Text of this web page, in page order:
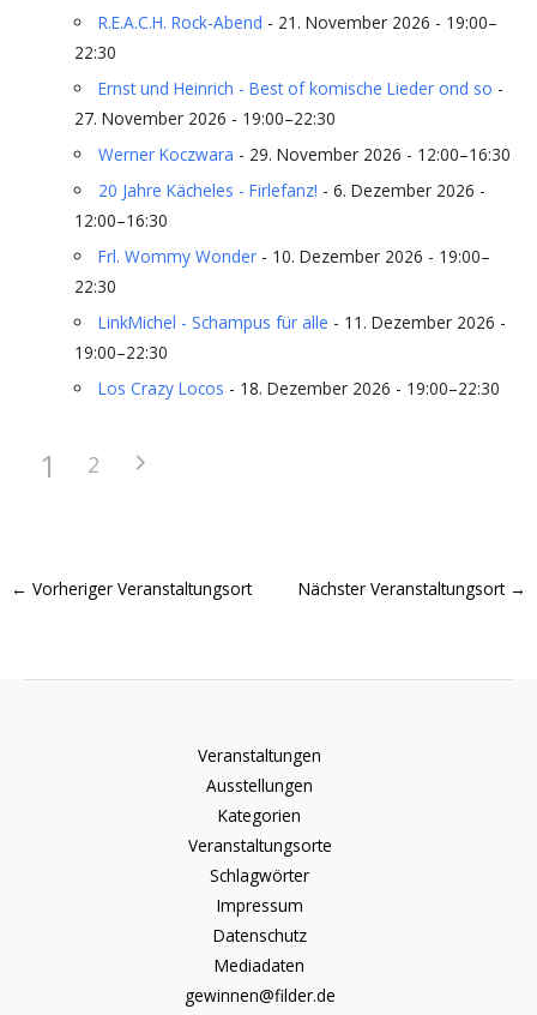
R.E.A.C.H. Rock-Abend - 21. November 2026 - 19:00–
22:30
Ernst und Heinrich - Best of komische Lieder ond so -
27. November 2026 - 19:00–22:30
Werner Koczwara - 29. November 2026 - 12:00–16:30
20 Jahre Kächeles - Firlefanz! - 6. Dezember 2026 -
12:00–16:30
Frl. Wommy Wonder- 10. Dezember 2026 - 19:00–
22:30
LinkMichel - Schampus für alle - 11. Dezember 2026 -
19:00–22:30
Los Crazy Locos - 18. Dezember 2026 - 19:00–22:30
1 2
← Vorheriger Veranstaltungsort Nächster Veranstaltungsort →
Veranstaltungen
Ausstellungen
Kategorien
Veranstaltungsorte
Schlagwörter
Impressum
Datenschutz
Mediadaten
gewinnen@filder.de